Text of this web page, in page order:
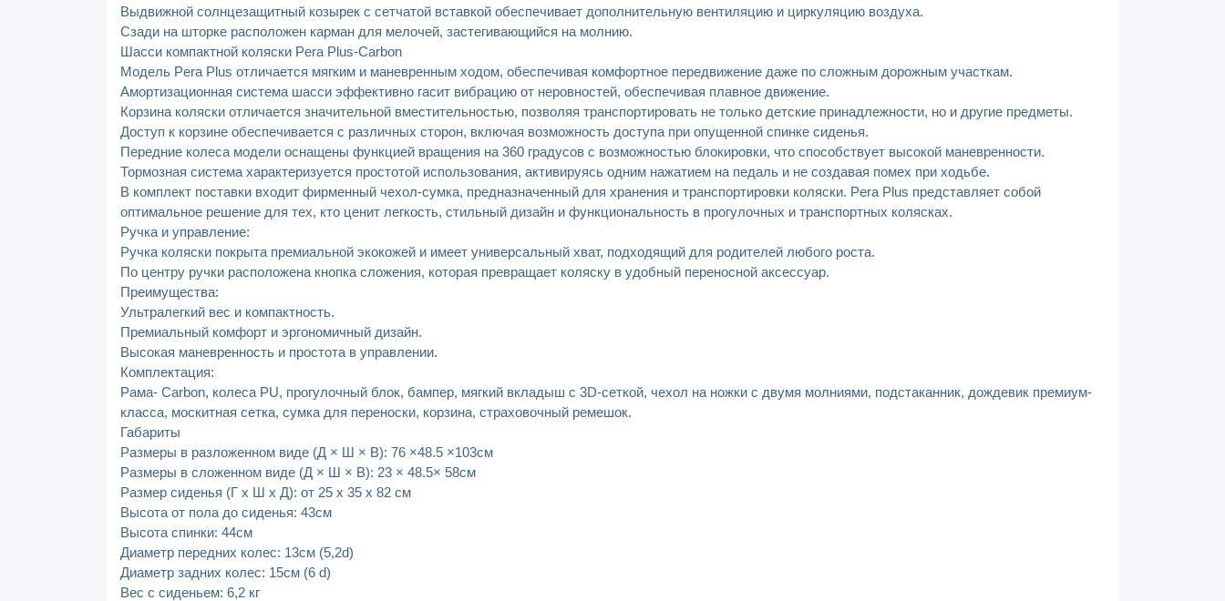
Выдвижной солнцезащитный козырек с сетчатой вставкой обеспечивает дополнительную вентиляцию и циркуляцию воздуха.
Сзади на шторке расположен карман для мелочей, застегивающийся на молнию.
Шасси компактной коляски Pera Plus-Carbon
Модель Pera Plus отличается мягким и маневренным ходом, обеспечивая комфортное передвижение даже по сложным дорожным участкам.
Амортизационная система шасси эффективно гасит вибрацию от неровностей, обеспечивая плавное движение.
Корзина коляски отличается значительной вместительностью, позволяя транспортировать не только детские принадлежности, но и другие предметы.
Доступ к корзине обеспечивается с различных сторон, включая возможность доступа при опущенной спинке сиденья.
Передние колеса модели оснащены функцией вращения на 360 градусов с возможностью блокировки, что способствует высокой маневренности.
Тормозная система характеризуется простотой использования, активируясь одним нажатием на педаль и не создавая помех при ходьбе.
В комплект поставки входит фирменный чехол-сумка, предназначенный для хранения и транспортировки коляски. Pera Plus представляет собой
оптимальное решение для тех, кто ценит легкость, стильный дизайн и функциональность в прогулочных и транспортных колясках.
Ручка и управление:
Ручка коляски покрыта премиальной экокожей и имеет универсальный хват, подходящий для родителей любого роста.
По центру ручки расположена кнопка сложения, которая превращает коляску в удобный переносной аксессуар.
Преимущества:
Ультралегкий вес и компактность.
Премиальный комфорт и эргономичный дизайн.
Высокая маневренность и простота в управлении.
Комплектация:
Рама- Carbon, колеса PU, прогулочный блок, бампер, мягкий вкладыш с 3D-сеткой, чехол на ножки с двумя молниями, подстаканник, дождевик премиум-
класса, москитная сетка, сумка для переноски, корзина, страховочный ремешок.
Габариты
Размеры в разложенном виде (Д × Ш × В): 76 ×48.5 ×103см
Размеры в сложенном виде (Д × Ш × В): 23 × 48.5× 58см
Размер сиденья (Г х Ш х Д): от 25 х 35 х 82 см
Высота от пола до сиденья: 43см
Высота спинки: 44см
Диаметр передних колес: 13см (5,2d)
Диаметр задних колес: 15см (6 d)
Вес с сиденьем: 6,2 кг